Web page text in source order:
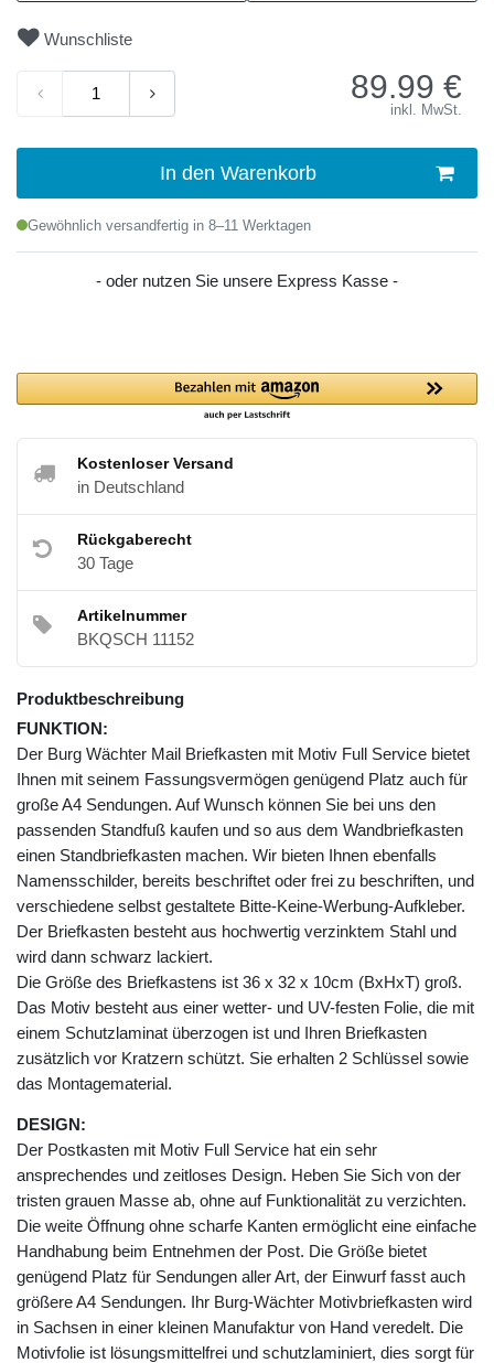
Wunschliste
89.99 €
inkl. MwSt.
In den Warenkorb
Gewöhnlich versandfertig in 8–11 Werktagen
- oder nutzen Sie unsere Express Kasse -
Kostenloser Versand
in Deutschland
Rückgaberecht
30 Tage
Artikelnummer
BKQSCH 11152
Produktbeschreibung
FUNKTION:
Der Burg Wächter Mail Briefkasten mit Motiv Full Service bietet
Ihnen mit seinem Fassungsvermögen genügend Platz auch für
große A4 Sendungen. Auf Wunsch können Sie bei uns den
passenden Standfuß kaufen und so aus dem Wandbriefkasten
einen Standbriefkasten machen. Wir bieten Ihnen ebenfalls
Namensschilder, bereits beschriftet oder frei zu beschriften, und
verschiedene selbst gestaltete Bitte-Keine-Werbung-Aufkleber.
Der Briefkasten besteht aus hochwertig verzinktem Stahl und
wird dann schwarz lackiert.
Die Größe des Briefkastens ist 36 x 32 x 10cm (BxHxT) groß.
Das Motiv besteht aus einer wetter- und UV-festen Folie, die mit
einem Schutzlaminat überzogen ist und Ihren Briefkasten
zusätzlich vor Kratzern schützt. Sie erhalten 2 Schlüssel sowie
das Montagematerial.
DESIGN:
Der Postkasten mit Motiv Full Service hat ein sehr
ansprechendes und zeitloses Design. Heben Sie Sich von der
tristen grauen Masse ab, ohne auf Funktionalität zu verzichten.
Die weite Öffnung ohne scharfe Kanten ermöglicht eine einfache
Handhabung beim Entnehmen der Post. Die Größe bietet
genügend Platz für Sendungen aller Art, der Einwurf fasst auch
größere A4 Sendungen. Ihr Burg-Wächter Motivbriefkasten wird
in Sachsen in einer kleinen Manufaktur von Hand veredelt. Die
Motivfolie ist lösungsmittelfrei und schutzlaminiert, dies sorgt für